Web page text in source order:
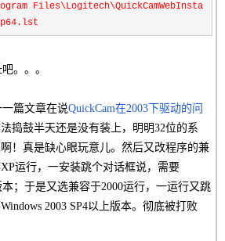
Files\Logitech\QuickCamWebInsta
。。。
篇文章在说QuickCam在2003下驱动的问
捣鼓半天还是没有装上，明明32位的系
！真是缺心眼玩意儿。然后又改程序的兼
运行，一安装跳个对话框说，需要
本；于是又选兼容于2000运行，一运行又跳
2003 SP4以上版本。彻底被打败